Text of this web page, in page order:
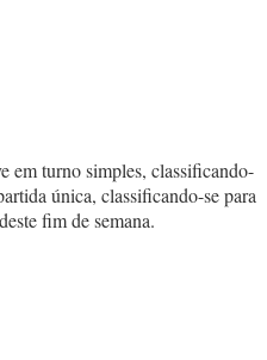
em turno simples, classificando-
única, classificando-se para
fim de semana.